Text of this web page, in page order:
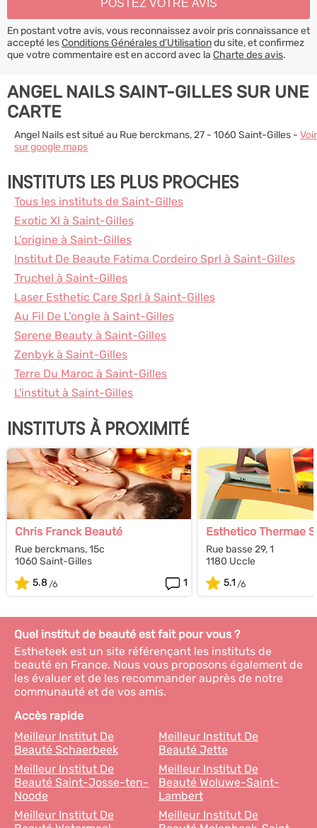
En postant votre avis, vous reconnaissez avoir pris connaissance et
accepté lesConditions Générales d’Utilisationdu site, et confirmez
que votre commentaire est en accord avec la Charte des avis.
ANGEL NAILS SAINT-GILLES SUR UNE
CARTE
Angel Nails est situé au Rue berckmans, 27 - 1060 Saint-Gilles - Voir
sur google maps
INSTITUTS LES PLUS PROCHES
Tous les instituts de Saint-Gilles
Exotic Xl à Saint-Gilles
L'origine à Saint-Gilles
Institut De Beaute Fatima Cordeiro Sprl à Saint-Gilles
Truchel à Saint-Gilles
Laser Esthetic Care Sprl à Saint-Gilles
Au Fil De L'ongle à Saint-Gilles
Serene Beauty à Saint-Gilles
Zenbyk à Saint-Gilles
Terre Du Maroc à Saint-Gilles
L'institut à Saint-Gilles
INSTITUTS À PROXIMITÉ
Chris Franck Beauté
Rue berckmans, 15c
1060 Saint-Gilles
5.8
1
Esthetico Thermae
Rue basse 29, 1
1180 Uccle
5.1
Quel institut de beauté est fait pour vous ?
Estheteek est un site référençant les instituts de
beauté en France. Nous vous proposons également de
les évaluer et de les recommander auprès de notre
communauté et de vos amis.
Accès rapide
Meilleur Institut De
Beauté Schaerbeek
Meilleur Institut De
Beauté Jette
Meilleur Institut De
Beauté Saint-Josse-ten-
Noode
Meilleur Institut De
Beauté Woluwe-Saint-
Lambert
Meilleur Institut De
Meilleur Institut De